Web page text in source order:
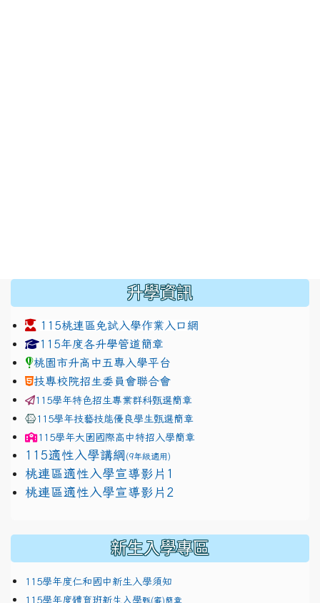
升學資訊
115桃連區免試入學作業入口網
link to https://www.jhjhs.tyc.edu.tw/modules/
115年度各升學管道簡章
桃園市升高中五專入學平台
技專校院招生委員會聯合會
115學年特色招生專業群科甄選簡章
115學年技藝技能優良學生甄選簡章
115學年大園國際高中特招入學簡章
115適性入學講綱 (9年級適用)
link to https://docs.google.com/presentation/d/
桃連區適性入學宣導影片1
link to https://docs.google.com/presentation/d/
桃連區適性入學宣導影片2
新生入學專區
115學年度仁和國中新生入學須知
115學年度體育班新生入學甄(審)簡章